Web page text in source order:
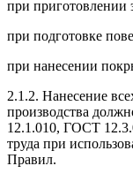
при приготовлении
при подготовке
при нанесении
2.1.2. Нанесение
производства
12.1.010, ГОСТ
труда при
Правил.